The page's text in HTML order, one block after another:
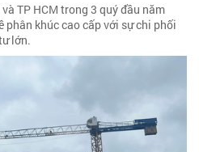
TP HCM trong 3 quý đầu năm
khúc cao cấp với sự chi phối
lớn.